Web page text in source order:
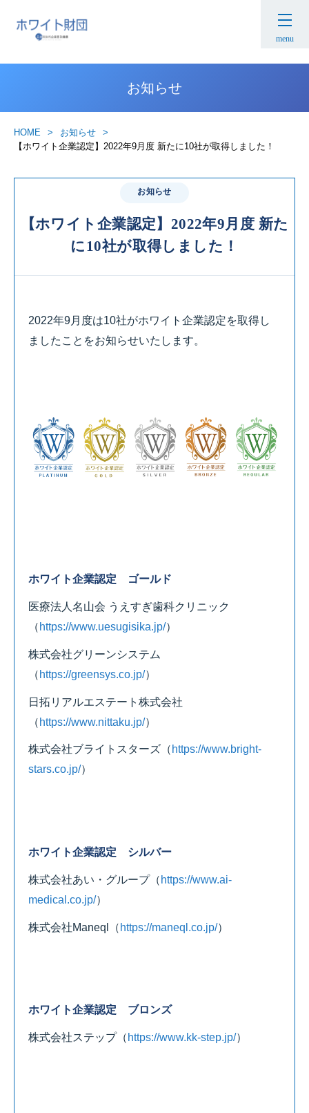
menu
お知らせ
HOME
お知らせ
【ホワイト企業認定】2022年9月度 新たに10社が取得しました！
お知らせ
【ホワイト企業認定】2022年9月度 新た
に10社が取得しました！
2022年9月度は10社がホワイト企業認定を取得し
ましたことをお知らせいたします。
ホワイト企業認定 ゴールド
医療法人名山会 うえすぎ歯科クリニック
（ https://www.uesugisika.jp/）
株式会社グリーンシステム
（ https://greensys.co.jp/）
日拓リアルエステート株式会社
（ https://www.nittaku.jp/）
株式会社ブライトスターズ （ https://www.bright-
stars.co.jp/）
ホワイト企業認定 シルバー
株式会社あい・グループ（ https://www.ai-
medical.co.jp/）
株式会社Maneql （ https://maneql.co.jp/）
ホワイト企業認定 ブロンズ
株式会社ステップ（ https://www.kk-step.jp/）